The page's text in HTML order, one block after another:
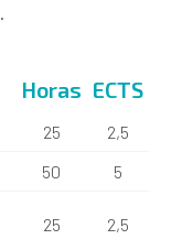
Horas ECTS
25
2,5
50
5
25 2,5